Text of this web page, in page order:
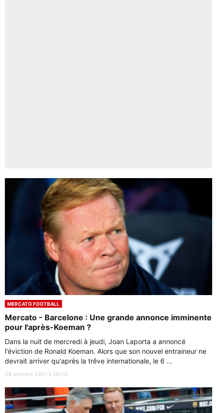
MERCATO FOOTBALL
Mercato - Barcelone : Une grande annonce imminente
pour l'après-Koeman ?
Dans la nuit de mercredi à jeudi, Joan Laporta a annoncé
l'éviction de Ronald Koeman. Alors que son nouvel entraineur ne
devrait arriver qu'après la trêve internationale, le 6 ...
28 octobre 2021 à 14h10